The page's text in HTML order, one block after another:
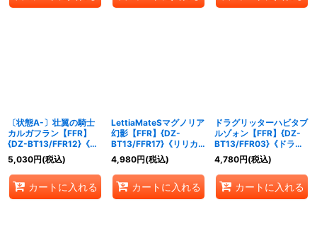
〔状態A-〕壮翼の騎士
カルガフラン【FFR】
{DZ-BT13/FFR12}《ケ
テルサンクチュアリ》
5,030円(税込)
カートに入れる
LettiaMateSマグノリア
幻影【FFR】{DZ-
BT13/FFR17}《リリカ
ルモナステリオ》
4,980円(税込)
カートに入れる
ドラグリッターハビタブ
ルゾォン【FFR】{DZ-
BT13/FFR03}《ドラゴ
ンエンパイア》
4,780円(税込)
カートに入れる